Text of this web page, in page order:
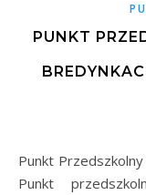
PUNKT
Punkt Przedszkolny „Słoneczko” w Bredynkach Typ szkoły:
Punkt